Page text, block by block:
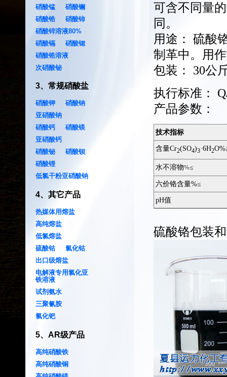
硝酸锰
硝酸镧
硝酸锆
硝酸铈
硝酸锌溶液80%
硝酸镉
硝酸锶
硝酸锆溶液
次硝酸铋
3、 常规硝酸盐
硝酸钾
硝酸钠
亚硝酸钠
硝酸钙
硝酸镁
亚硝酸钙
硝酸铋
硝酸钡
硝酸锂
低氯干粉亚硝酸钠
4、 其它产品
热媒体用熔盐
高纯熔盐
低氯熔盐
硫酸钴
氯化钴
出口级熔盐
电解液专用氯化亚
铁溶液
试剂氨水
三聚氰胺
氯化钯
5 AR级产品
高纯硝酸铁
高纯硝酸铜
可含不同量
同。
用途： 硫酸
制革中。用
包装： 30公
执行标准：
产品参数：
技术指标
含量Cr2(SO4)3·6H2
水不溶物%≤
六价铬含量%≤
pH值
硫酸铬包装